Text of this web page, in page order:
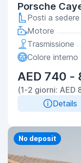
Porsche
Posti a sedere
Motore
Trasmissione
Colore interno
AED 740 -
(1-2 giorni: AED
Details
Priority
No deposit